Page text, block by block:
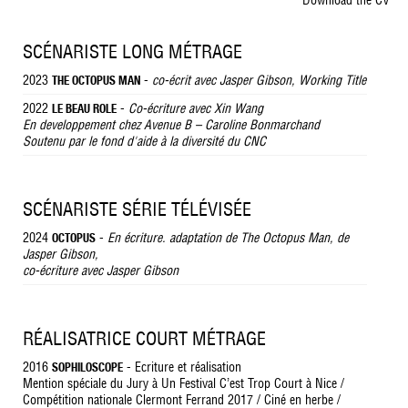
SCÉNARISTE LONG MÉTRAGE
2023 THE OCTOPUS MAN - co-écrit avec Jasper Gibson, Working Title
2022 LE BEAU ROLE - Co-écriture avec Xin Wang
En developpement chez Avenue B – Caroline Bonmarchand
Soutenu par le fond d'aide à la diversité du CNC
SCÉNARISTE SÉRIE TÉLÉVISÉE
2024 OCTOPUS - En écriture. adaptation de The Octopus Man, de
Jasper Gibson,
co-écriture avec Jasper Gibson
RÉALISATRICE COURT MÉTRAGE
2016 SOPHILOSCOPE - Ecriture et réalisation
Mention spéciale du Jury à Un Festival C’est Trop Court à Nice /
Compétition nationale Clermont Ferrand 2017 / Ciné en herbe /